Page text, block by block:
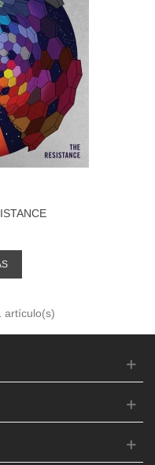
artículo(s)